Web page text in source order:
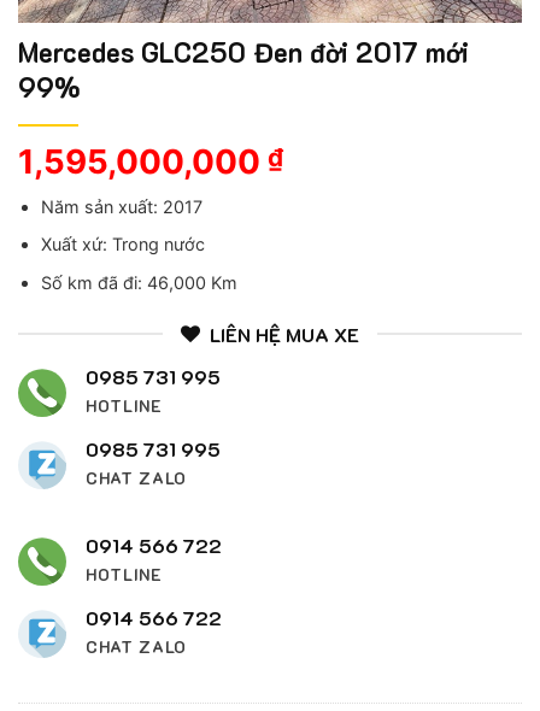
Mercedes GLC250 Đen đời 2017 mới
99%
1,595,000,000 ₫
Năm sản xuất: 2017
Xuất xứ: Trong nước
Số km đã đi: 46,000 Km
LIÊN HỆ MUA XE
0985 731 995
HOTLINE
0985 731 995
CHAT ZALO
0914 566 722
HOTLINE
0914 566 722
CHAT ZALO